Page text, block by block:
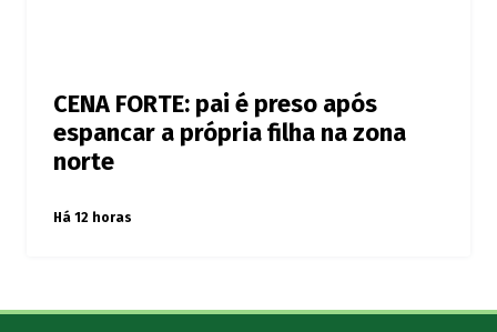
CENA FORTE: pai é preso após
espancar a própria filha na zona
norte
Há 12 horas